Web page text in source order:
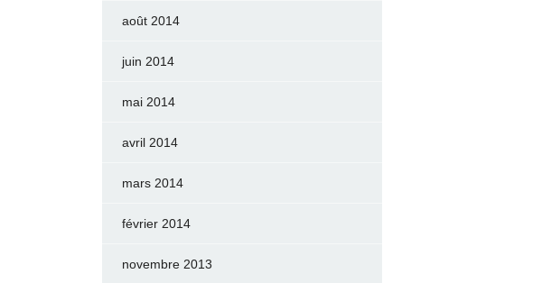
août 2014
juin 2014
mai 2014
avril 2014
mars 2014
février 2014
novembre 2013